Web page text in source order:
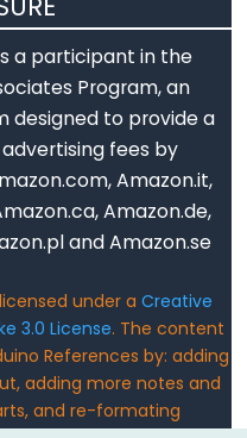
a participant in the
Program, an
designed to provide a
fees by
Amazon.it,
Amazon.de,
and Amazon.se
under aCreative
3.0 License. The content
References by: adding
adding more notes and
and re-formating